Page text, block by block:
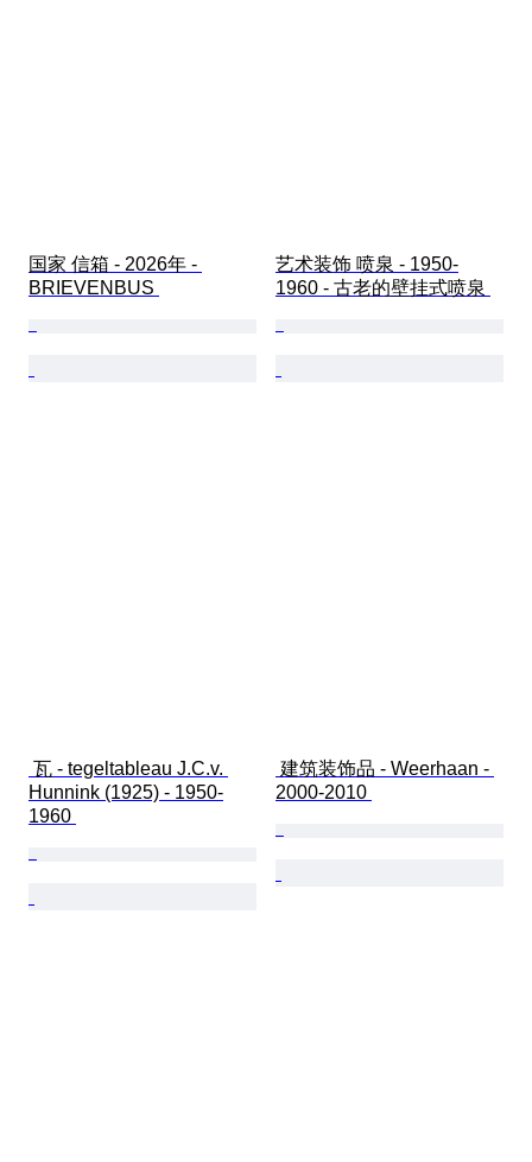
国家 信箱 - 2026年 -
BRIEVENBUS
艺术装饰 喷泉 - 1950-
1960 - 古老的壁挂式喷泉
Hunnink (1925) - 1950-
1960
2000-2010